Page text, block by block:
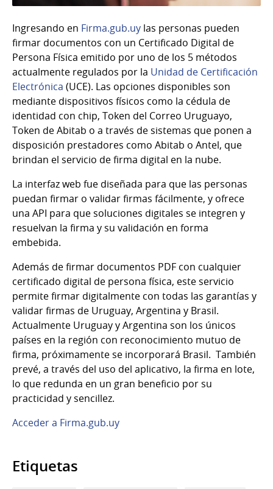
Ingresando en Firma.gub.uy las personas pueden
firmar documentos con un Certificado Digital de
Persona Física emitido por uno de los 5 métodos
actualmente regulados por la Unidad de Certificación
Electrónica (UCE). Las opciones disponibles son
mediante dispositivos físicos como la cédula de
identidad con chip, Token del Correo Uruguayo,
Token de Abitab o a través de sistemas que ponen a
disposición prestadores como Abitab o Antel, que
brindan el servicio de firma digital en la nube.
La interfaz web fue diseñada para que las personas
puedan firmar o validar firmas fácilmente, y ofrece
una API para que soluciones digitales se integren y
resuelvan la firma y su validación en forma
embebida.
Además de firmar documentos PDF con cualquier
certificado digital de persona física, este servicio
permite firmar digitalmente con todas las garantías y
validar firmas de Uruguay, Argentina y Brasil.
Actualmente Uruguay y Argentina son los únicos
países en la región con reconocimiento mutuo de
firma, próximamente se incorporará Brasil. También
prevé, a través del uso del aplicativo, la firma en lote,
lo que redunda en un gran beneficio por su
practicidad y sencillez.
Acceder a Firma.gub.uy
Etiquetas